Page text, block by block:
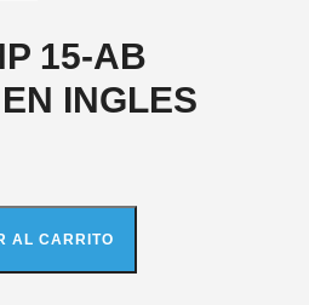
15-AB
INGLES
AL CARRITO